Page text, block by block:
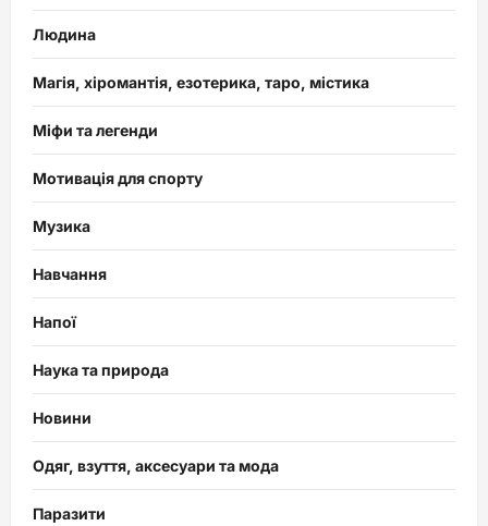
Людина
Магія, хіромантія, езотерика, таро, містика
Міфи та легенди
Мотивація для спорту
Музика
Навчання
Напої
Наука та природа
Новини
Одяг, взуття, аксесуари та мода
Паразити